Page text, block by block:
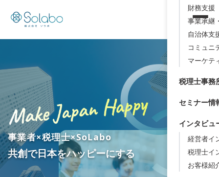
財務支援
事業承継
自治体支
コミュニ
マーケテ
税理士事務
セミナー情
インタビュ
経営者イ
税理士イ
お客様紹
事業者×税理士×SoLabo
共創で日本をハッピーにする